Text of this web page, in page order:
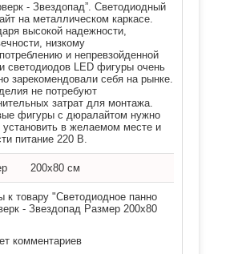
- Звездопад”. Светодиодный
на металлическом каркасе.
высокой надежности,
низкому
и непревзойденной
светодиодов LED фигуры очень
зарекомендовали себя на рынке.
не потребуют
затрат для монтажа.
фигуры с дюралайтом нужно
установить в желаемом месте и
питание 220 В.
200х80 см
к товару "Светодиодное панно
- Звездопад Размер 200х80
комментариев